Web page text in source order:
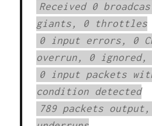
Received 0
giants, 0 throttles
0 input errors, 0
overrun, 0 ignored,
0 input packets
condition detected
789 packets